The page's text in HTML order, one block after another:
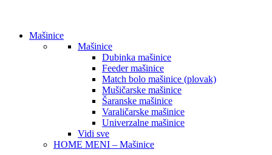
Mašinice
Mašinice
Dubinka mašinice
Feeder mašinice
Match bolo mašinice (plovak)
Mušičarske mašinice
Šaranske mašinice
Varaličarske mašinice
Univerzalne mašinice
Vidi sve
HOME MENI – Mašinice